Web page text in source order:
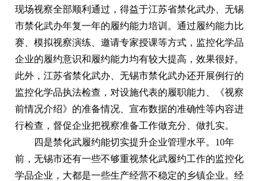
现场视察全部顺利通过，得益于江苏省禁化武办、无锡
市禁化武办年复一年的履约能力培训。通过履约能力比
赛、模拟视察演练、邀请专家授课等方式，监控化学品
企业的履约意识和履约能力均有较大提高，效果很好。
此外，江苏省禁化武办、无锡市禁化武办还开展例行的
监控化学品执法检查，对设施代表的履职能力、《视察
前情况介绍》的准备情况、宣布数据的准确性等内容进
行检查，督促企业把视察准备工作做充分、做扎实。
四是禁化武履约能切实提升企业管理水平。10年
前，无锡市还有一些不够重视禁化武履约工作的监控化
学品企业，大都是一些生产经营不稳定的乡镇企业。经